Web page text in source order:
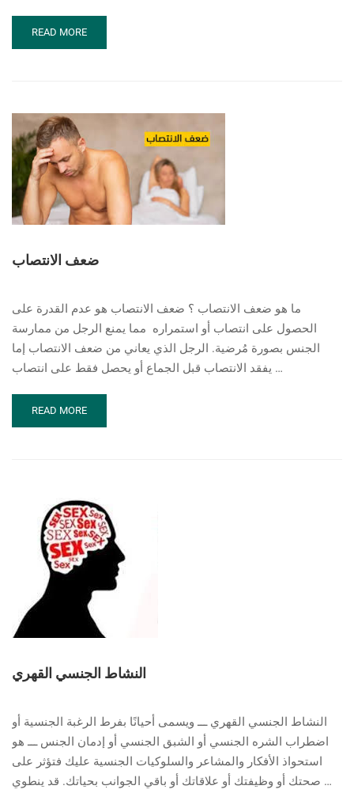
READ
MORE
عند
الرجال
READ MORE
ضعف الانتصاب
ما هو ضعف الانتصاب ؟ ضعف الانتصاب هو عدم القدرة على
الحصول على انتصاب أو استمراره مما يمنع الرجل من ممارسة
الجنس بصورة مُرضية. الرجل الذي يعاني من ضعف الانتصاب إما
يفقد الانتصاب قبل الجماع أو يحصل فقط على انتصاب …
READ
MORE
READ MORE
النشاط الجنسي القهري
النشاط الجنسي القهري ـــ ويسمى أحيانًا بفرط الرغبة الجنسية أو
اضطراب الشره الجنسي أو الشبق الجنسي أو إدمان الجنس ـــ هو
استحواذ الأفكار والمشاعر والسلوكيات الجنسية عليك فتؤثر على
صحتك أو وظيفتك أو علاقاتك أو باقي الجوانب بحياتك. قد ينطوي …